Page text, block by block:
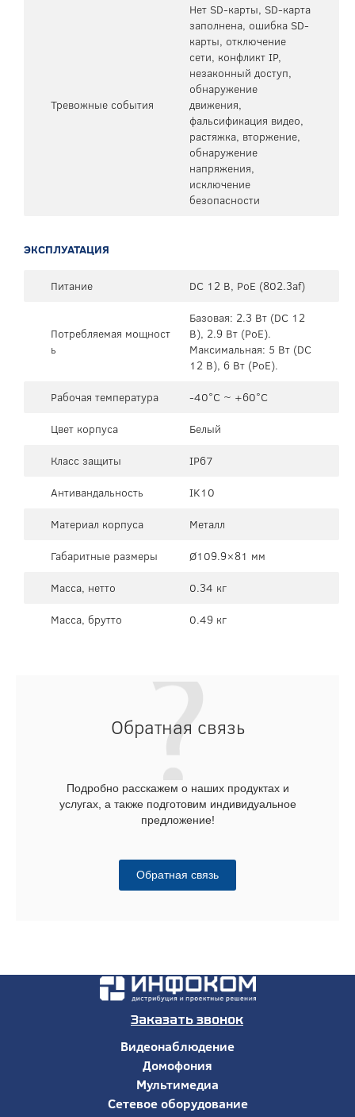
Тревожные события
Нет SD-карты, SD-карта
заполнена, ошибка SD-
карты, отключение
сети, конфликт IP,
незаконный доступ,
обнаружение
движения,
фальсификация видео,
растяжка, вторжение,
обнаружение
напряжения,
исключение
безопасности
ЭКСПЛУАТАЦИЯ
Питание DC 12 В, PoE (802.3af)
Потребляемая мощност
ь
Базовая: 2.3 Вт (DC 12
В), 2.9 Вт (PoE).
Максимальная: 5 Вт (DC
12 В), 6 Вт (PoE).
Рабочая температура
-40°C ~ +60°C
Цвет корпуса
Белый
Класс защиты
IP67
Антивандальность
IK10
Материал корпуса
Металл
Габаритные размеры
Ø109.9×81 мм
Масса, нетто
0.34 кг
Масса, брутто
0.49 кг
Обратная связь
Подробно расскажем о наших продуктах и
услугах, а также подготовим индивидуальное
предложение!
Обратная связь
Заказать звонок
Видеонаблюдение
Домофония
Мультимедиа
Сетевое оборудование